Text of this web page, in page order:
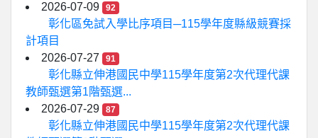
2026-07-09
92
彰化區免試入學比序項目─115學年度縣級競賽採
計項目
2026-07-27
91
彰化縣立伸港國民中學115學年度第2次代理代課
教師甄選第1階甄選...
2026-07-29
87
彰化縣立伸港國民中學115學年度第2次代理代課